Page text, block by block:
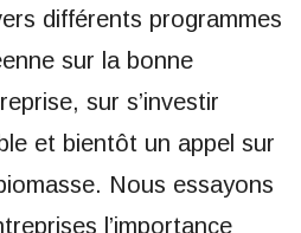
différents programmes
sur la bonne
sur s’investir
et bientôt un appel sur
Nous essayons
l’importance